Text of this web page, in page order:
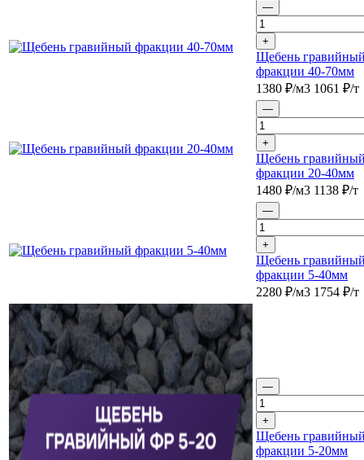
—
+
Щебень
фракции 40-70мм
1380 ₽/м3 1061 ₽/т
—
+
Щебень
фракции 20-40мм
1480 ₽/м3 1138 ₽/т
—
+
Щебень
фракции 5-40мм
2280 ₽/м3 1754 ₽/т
—
+
Щебень
фракции 5-20мм